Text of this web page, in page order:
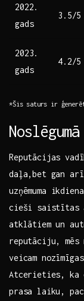
2022.
gads
3.5/5
2023.
gads
4.2/5
*Šis saturs ir
Noslēgumā
Reputācijas
daļa,bet gan arī
uzņēmuma
cieši saistītas
atklātiem un
reputāciju,
veicam
Atcerieties, ka
prasa‍ laiku,